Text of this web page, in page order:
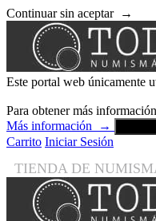
Continuar sin aceptar →
Este portal web únicamente
Para obtener más
Más información
→
Carrito Iniciar Sesión
TIENDA DE